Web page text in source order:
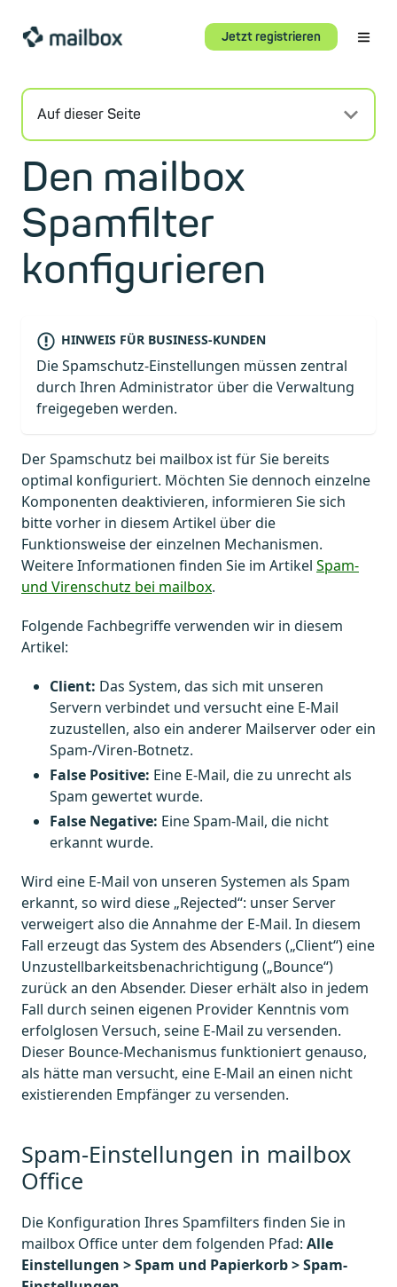
Jetzt registrieren
Auf dieser Seite
Den mailbox
Spamfilter
konfigurieren
HINWEIS FÜR BUSINESS-KUNDEN
Die Spamschutz-Einstellungen müssen zentral
durch Ihren Administrator über die Verwaltung
freigegeben werden.
Der Spamschutz bei mailbox ist für Sie bereits
optimal konfiguriert. Möchten Sie dennoch einzelne
Komponenten deaktivieren, informieren Sie sich
bitte vorher in diesem Artikel über die
Funktionsweise der einzelnen Mechanismen.
Weitere Informationen finden Sie im Artikel Spam-
und Virenschutz bei mailbox.
Folgende Fachbegriffe verwenden wir in diesem
Artikel:
Client: Das System, das sich mit unseren
Servern verbindet und versucht eine E-Mail
zuzustellen, also ein anderer Mailserver oder ein
Spam-/Viren-Botnetz.
False Positive: Eine E-Mail, die zu unrecht als
Spam gewertet wurde.
False Negative: Eine Spam-Mail, die nicht
erkannt wurde.
Wird eine E-Mail von unseren Systemen als Spam
erkannt, so wird diese „Rejected“: unser Server
verweigert also die Annahme der E-Mail. In diesem
Fall erzeugt das System des Absenders („Client“) eine
Unzustellbarkeitsbenachrichtigung („Bounce“)
zurück an den Absender. Dieser erhält also in jedem
Fall durch seinen eigenen Provider Kenntnis vom
erfolglosen Versuch, seine E-Mail zu versenden.
Dieser Bounce-Mechanismus funktioniert genauso,
als hätte man versucht, eine E-Mail an einen nicht
existierenden Empfänger zu versenden.
Spam-Einstellungen in mailbox
Office
Die Konfiguration Ihres Spamfilters finden Sie in
mailbox Office unter dem folgenden Pfad: Alle
Einstellungen > Spam und Papierkorb > Spam-